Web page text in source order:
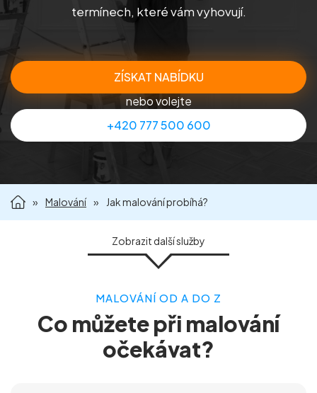
Deratizace a dezinsekce
Úklid
Příprava nemovitostí na prodej
termínech, které vám vyhovují.
ZÍSKAT NABÍDKU
nebo volejte
+420 777 500 600
» Malování » Jak malování probíhá?
Zobrazit další služby
JAK MALOVÁNÍ PROBÍHÁ? MALOVÁNÍ BYTŮ
MALOVÁNÍ DOMŮ MALOVÁNÍ KANCELÁŘÍ
MALOVÁNÍ KOMERČNÍCH PROSTOR
MALOVÁNÍ OD A DO Z
Co můžete při malování
očekávat?